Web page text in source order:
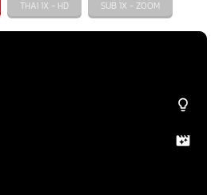
THAI 1X - HD SUB 1X - ZOOM